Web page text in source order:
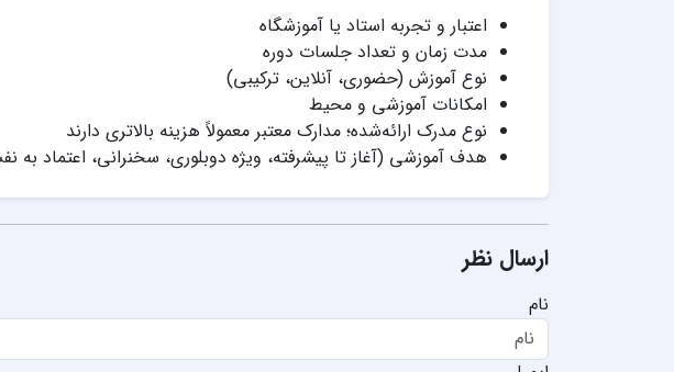
اعتبار و تجربه استاد یا آموزشگاه
مدت زمان و تعداد جلسات دوره
نوع آموزش (حضوری، آنلاین، ترکیبی)
امکانات آموزشی و محیط
نوع مدرک ارائه‌شده؛ مدارک معتبر معمولاً هزینه بالاتری دارند
هدف آموزشی (آغاز تا پیشرفته، ویژه دوبلوری، سخنرانی، اعتماد
ارسال نظر
نام